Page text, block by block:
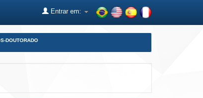
Entrar em:
DOUTORADO